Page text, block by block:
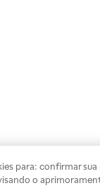
para: confirmar
o